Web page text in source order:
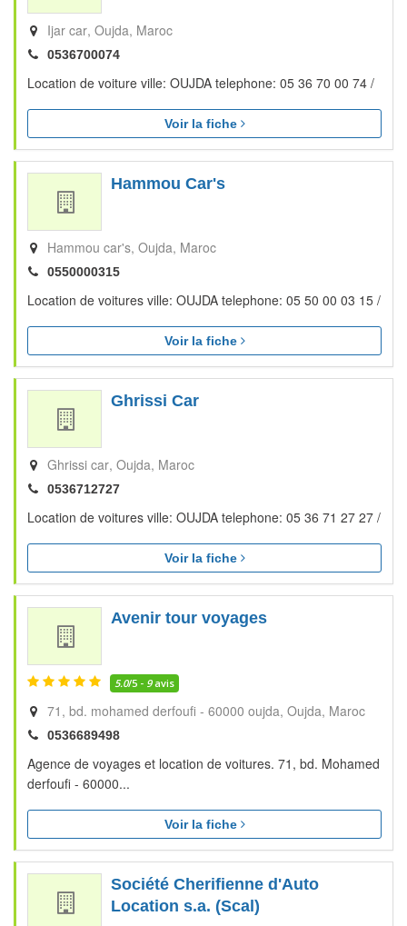
Ijar car Oujda Maroc
0536700074
Location de voiture ville: OUJDA telephone: 05 36 70 00 74 /
Voir la fiche
Hammou Car's
Hammou car's Oujda Maroc
0550000315
Location de voitures ville: OUJDA telephone: 05 50 00 03 15 /
Voir la fiche
Ghrissi Car
Ghrissi car Oujda Maroc
0536712727
Location de voitures ville: OUJDA telephone: 05 36 71 27 27 /
Voir la fiche
Avenir tour voyages
5.0/5 - 9avis
71, bd. mohamed derfoufi - 60000 oujda Oujda Maroc
0536689498
Agence de voyages et location de voitures. 71, bd. Mohamed
derfoufi - 60000...
Voir la fiche
Société Cherifienne d'Auto
Location s.a. (Scal)